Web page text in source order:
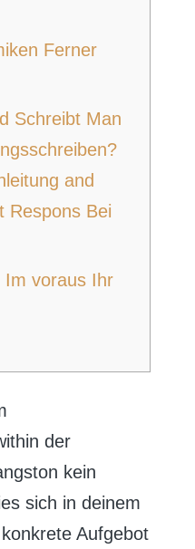
Ferner
Schreibt Man
and
Respons Bei
Im voraus Ihr
der
kein
sich in deinem
Aufgebot